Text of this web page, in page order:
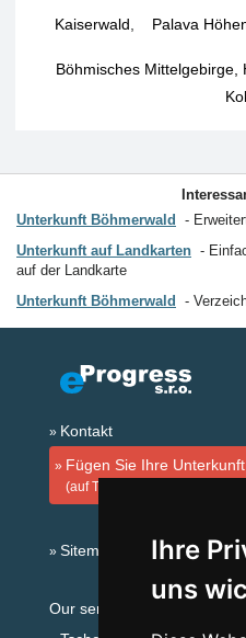
Ihre
uns
Kaiserwald Palava
Böhmisches Mittelgebirge,
Unterkunft Böhmerwald
Unterkunft auf Landkarten
auf der Landkarte
Unterkunft Böhmerwald
Kontakt
Fügen Sie Ihre
(auf Tschechisch)
Sitemap
Our servers: